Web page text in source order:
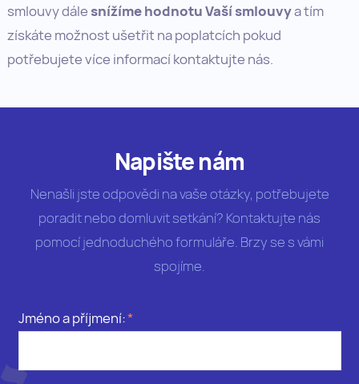
smlouvy dále snížíme hodnotu Vaší smlouvya tím
získáte možnost ušetřit na poplatcích pokud
potřebujete více informací kontaktujte nás.
Napište nám
Nenašli jste odpovědi na vaše otázky, potřebujete
poradit nebo domluvit setkání? Kontaktujte nás
pomocí jednoduchého formuláře. Brzy se s vámi
spojíme.
Jméno a příjmení: